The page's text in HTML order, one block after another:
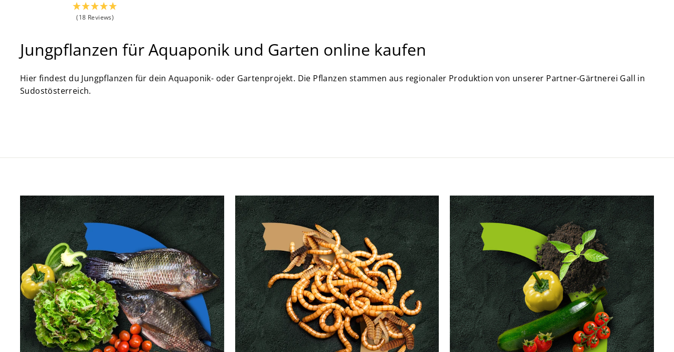
(18 Reviews)
Jungpflanzen für Aquaponik und Garten online kaufen
Hier findest du Jungpflanzen für dein Aquaponik- oder Gartenprojekt. Die Pflanzen stammen aus regionaler Produktion von unserer Partner-Gärtnerei Gall in
Sudostösterreich.